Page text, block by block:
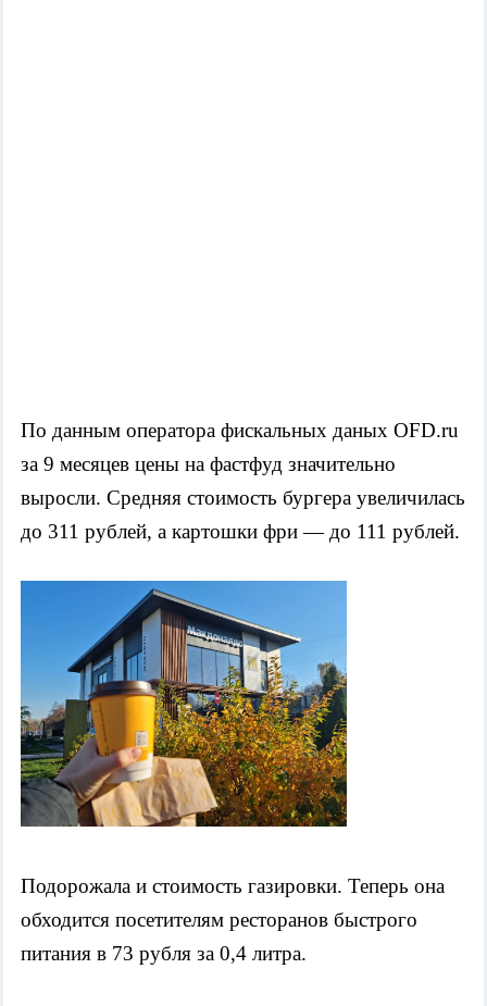
По данным оператора фискальных даных OFD.ru
за 9 месяцев цены на фастфуд значительно
выросли. Средняя стоимость бургера увеличилась
до 311 рублей, а картошки фри — до 111 рублей.
Подорожала и стоимость газировки. Теперь она
обходится посетителям ресторанов быстрого
питания в 73 рубля за 0,4 литра.